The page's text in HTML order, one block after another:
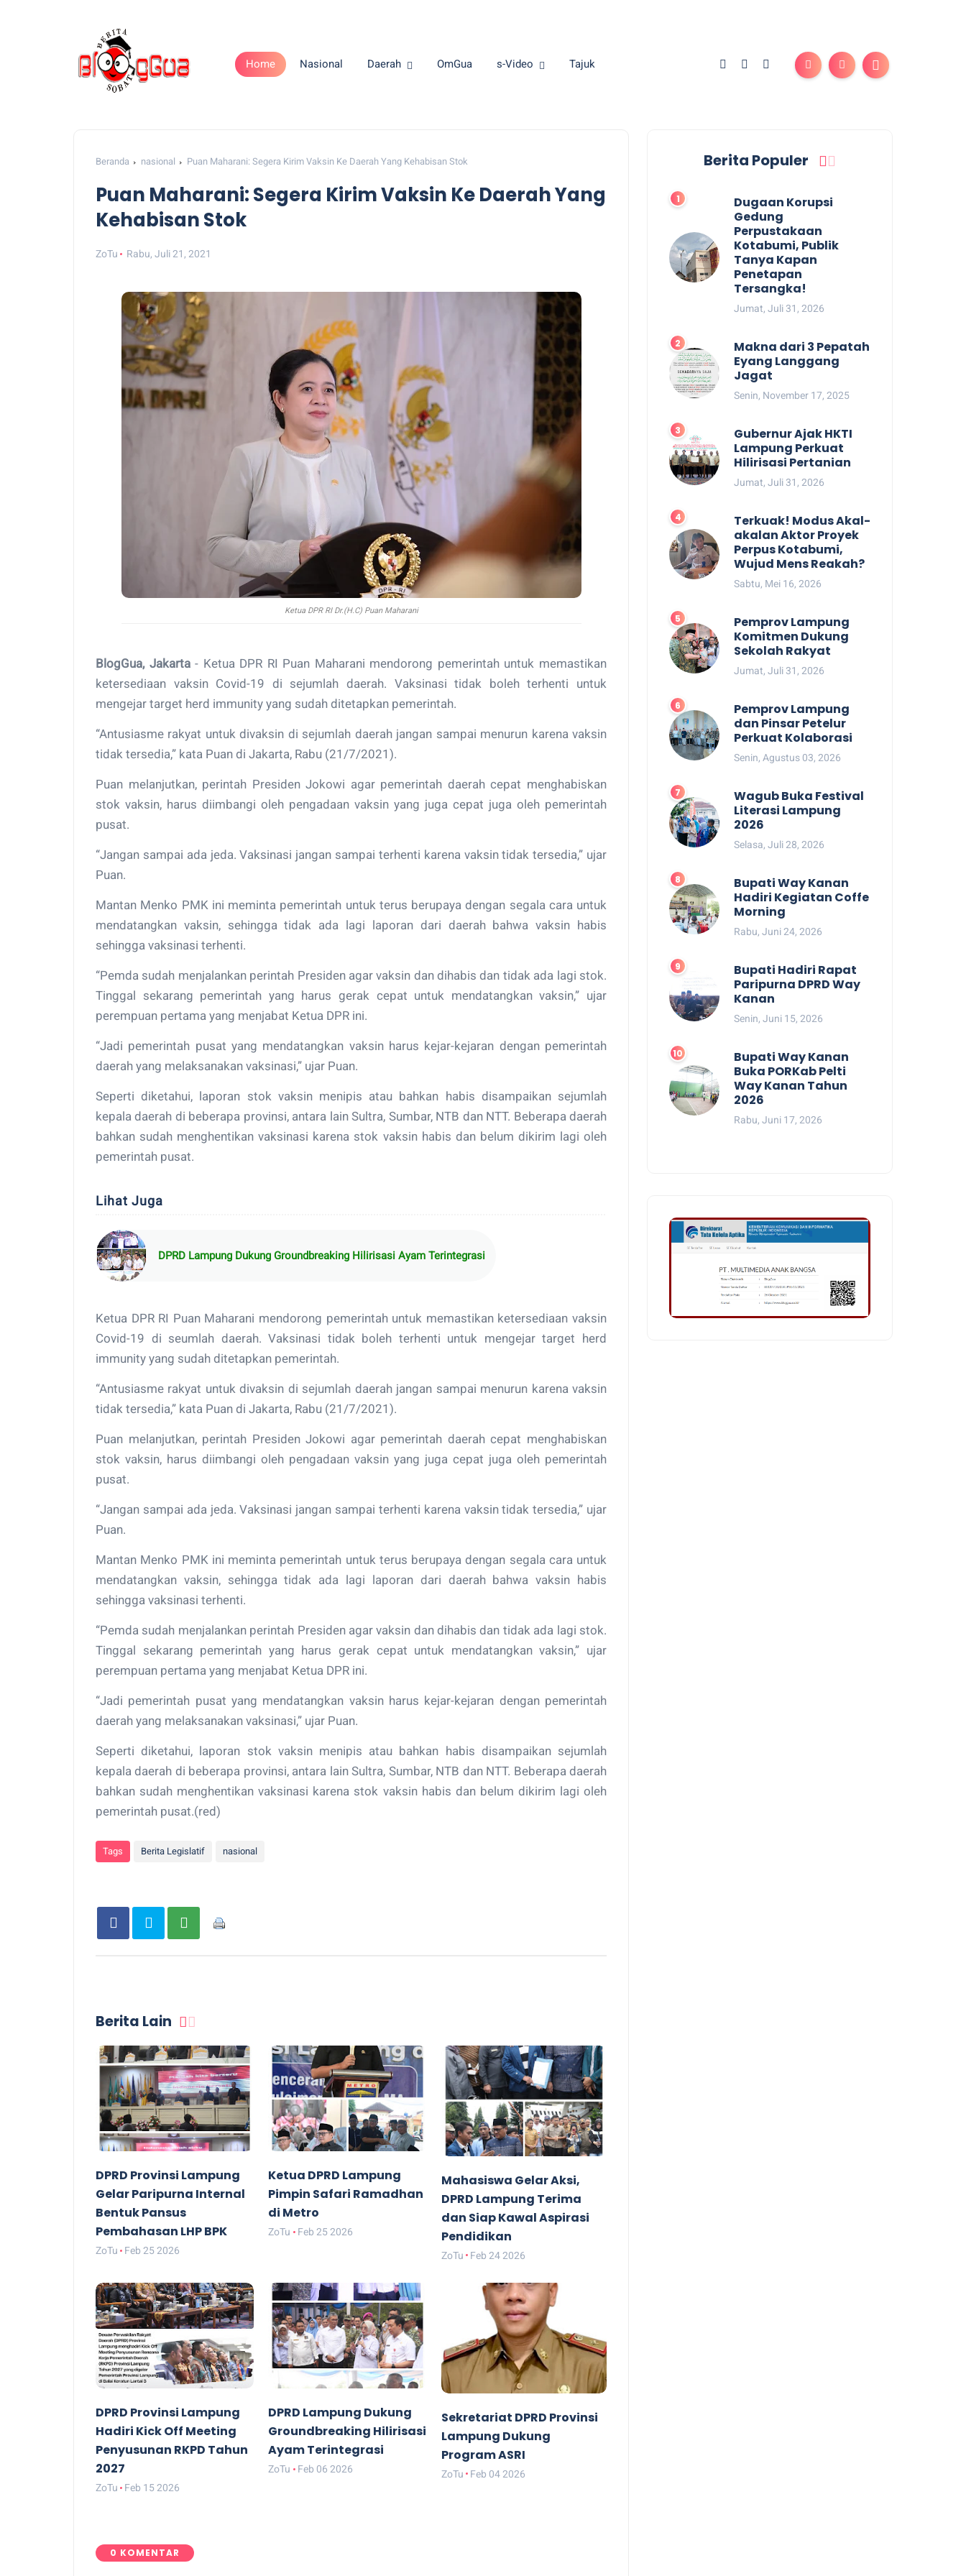
Home Nasional Daerah OmGua s-Video Tajuk
Beranda nasional Puan Maharani: Segera Kirim Vaksin Ke Daerah Yang Kehabisan Stok
Puan Maharani: Segera Kirim Vaksin Ke Daerah Yang
Kehabisan Stok
ZoTu Rabu, Juli 21, 2021
Ketua DPR RI Dr.(H.C) Puan Maharani
BlogGua, Jakarta- Ketua DPR RI Puan Maharani mendorong pemerintah untuk memastikan
ketersediaan vaksin Covid-19 di sejumlah daerah. Vaksinasi tidak boleh terhenti untuk
mengejar target herd immunity yang sudah ditetapkan pemerintah.
“Antusiasme rakyat untuk divaksin di sejumlah daerah jangan sampai menurun karena vaksin
tidak tersedia,” kata Puan di Jakarta, Rabu (21/7/2021).
Puan melanjutkan, perintah Presiden Jokowi agar pemerintah daerah cepat menghabiskan
stok vaksin, harus diimbangi oleh pengadaan vaksin yang juga cepat juga oleh pemerintah
pusat.
“Jangan sampai ada jeda. Vaksinasi jangan sampai terhenti karena vaksin tidak tersedia,” ujar
Puan.
Mantan Menko PMK ini meminta pemerintah untuk terus berupaya dengan segala cara untuk
mendatangkan vaksin, sehingga tidak ada lagi laporan dari daerah bahwa vaksin habis
sehingga vaksinasi terhenti.
“Pemda sudah menjalankan perintah Presiden agar vaksin dan dihabis dan tidak ada lagi stok.
Tinggal sekarang pemerintah yang harus gerak cepat untuk mendatangkan vaksin,” ujar
perempuan pertama yang menjabat Ketua DPR ini.
“Jadi pemerintah pusat yang mendatangkan vaksin harus kejar-kejaran dengan pemerintah
daerah yang melaksanakan vaksinasi,” ujar Puan.
Seperti diketahui, laporan stok vaksin menipis atau bahkan habis disampaikan sejumlah
kepala daerah di beberapa provinsi, antara lain Sultra, Sumbar, NTB dan NTT. Beberapa daerah
bahkan sudah menghentikan vaksinasi karena stok vaksin habis dan belum dikirim lagi oleh
pemerintah pusat.
Lihat Juga
DPRD Lampung Dukung Groundbreaking Hilirisasi Ayam Terintegrasi
Ketua DPR RI Puan Maharani mendorong pemerintah untuk memastikan ketersediaan vaksin
Covid-19 di seumlah daerah. Vaksinasi tidak boleh terhenti untuk mengejar target herd
immunity yang sudah ditetapkan pemerintah.
“Antusiasme rakyat untuk divaksin di sejumlah daerah jangan sampai menurun karena vaksin
tidak tersedia,” kata Puan di Jakarta, Rabu (21/7/2021).
Puan melanjutkan, perintah Presiden Jokowi agar pemerintah daerah cepat menghabiskan
stok vaksin, harus diimbangi oleh pengadaan vaksin yang juga cepat juga oleh pemerintah
pusat.
“Jangan sampai ada jeda. Vaksinasi jangan sampai terhenti karena vaksin tidak tersedia,” ujar
Puan.
Mantan Menko PMK ini meminta pemerintah untuk terus berupaya dengan segala cara untuk
mendatangkan vaksin, sehingga tidak ada lagi laporan dari daerah bahwa vaksin habis
sehingga vaksinasi terhenti.
“Pemda sudah menjalankan perintah Presiden agar vaksin dan dihabis dan tidak ada lagi stok.
Tinggal sekarang pemerintah yang harus gerak cepat untuk mendatangkan vaksin,” ujar
perempuan pertama yang menjabat Ketua DPR ini.
“Jadi pemerintah pusat yang mendatangkan vaksin harus kejar-kejaran dengan pemerintah
daerah yang melaksanakan vaksinasi,” ujar Puan.
Seperti diketahui, laporan stok vaksin menipis atau bahkan habis disampaikan sejumlah
kepala daerah di beberapa provinsi, antara lain Sultra, Sumbar, NTB dan NTT. Beberapa daerah
bahkan sudah menghentikan vaksinasi karena stok vaksin habis dan belum dikirim lagi oleh
pemerintah pusat.(red)
Tags Berita Legislatif nasional
Berita Lain
DPRD Provinsi Lampung
Gelar Paripurna Internal
Bentuk Pansus
Pembahasan LHP BPK
ZoTu Feb 25 2026
Ketua DPRD Lampung
Pimpin Safari Ramadhan
di Metro
ZoTu Feb 25 2026
Mahasiswa Gelar Aksi,
DPRD Lampung Terima
dan Siap Kawal Aspirasi
Pendidikan
ZoTu Feb 24 2026
DPRD Provinsi Lampung
Hadiri Kick Off Meeting
Penyusunan RKPD Tahun
2027
ZoTu Feb 15 2026
DPRD Lampung Dukung
Groundbreaking Hilirisasi
Ayam Terintegrasi
ZoTu Feb 06 2026
Sekretariat DPRD Provinsi
Lampung Dukung
Program ASRI
ZoTu Feb 04 2026
0 KOMENTAR
Berita Populer
Dugaan Korupsi
Gedung
Perpustakaan
Kotabumi, Publik
Tanya Kapan
Penetapan
Tersangka!
Jumat, Juli 31, 2026
Makna dari 3 Pepatah
Eyang Langgang
Jagat
Senin, November 17, 2025
Gubernur Ajak HKTI
Lampung Perkuat
Hilirisasi Pertanian
Jumat, Juli 31, 2026
Terkuak! Modus Akal-
akalan Aktor Proyek
Perpus Kotabumi,
Wujud Mens Reakah?
Sabtu, Mei 16, 2026
Pemprov Lampung
Komitmen Dukung
Sekolah Rakyat
Jumat, Juli 31, 2026
Pemprov Lampung
dan Pinsar Petelur
Perkuat Kolaborasi
Senin, Agustus 03, 2026
Wagub Buka Festival
Literasi Lampung
2026
Selasa, Juli 28, 2026
Bupati Way Kanan
Hadiri Kegiatan Coffe
Morning
Rabu, Juni 24, 2026
Bupati Hadiri Rapat
Paripurna DPRD Way
Kanan
Senin, Juni 15, 2026
Bupati Way Kanan
Buka PORKab Pelti
Way Kanan Tahun
2026
Rabu, Juni 17, 2026